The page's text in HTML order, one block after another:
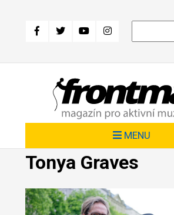
hlavnímu
MENU
Tonya Graves